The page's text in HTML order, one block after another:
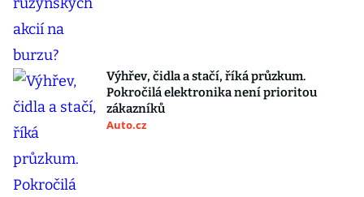
Výhřev, čidla a stačí, říká průzkum.
Pokročilá elektronika není prioritou
zákazníků
Auto.cz